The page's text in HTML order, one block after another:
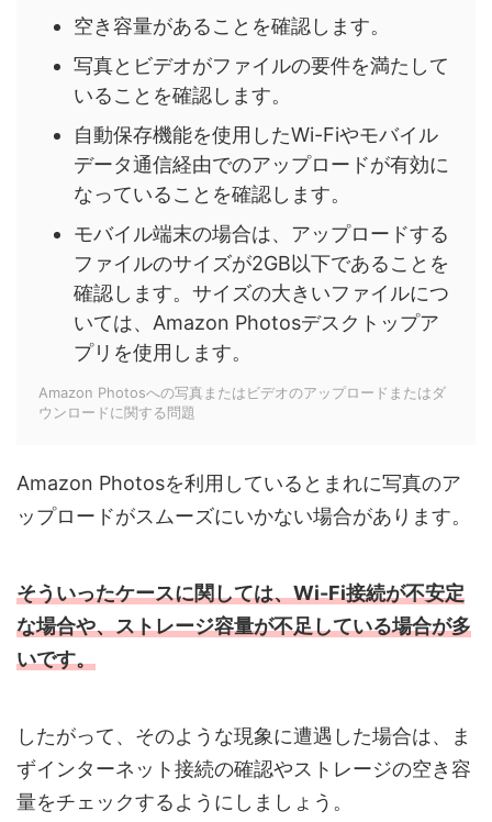
空き容量があることを確認します。
写真とビデオがファイルの要件を満たして
いることを確認します。
自動保存機能を使用したWi-Fiやモバイル
データ通信経由でのアップロードが有効に
なっていることを確認します。
モバイル端末の場合は、アップロードする
ファイルのサイズが2GB以下であることを
確認します。サイズの大きいファイルにつ
いては、Amazon Photosデスクトップア
プリを使用します。
Amazon Photosへの写真またはビデオのアップロードまたはダ
ウンロードに関する問題
Amazon Photosを利用しているとまれに写真のア
ップロードがスムーズにいかない場合があります。
そういったケースに関しては、Wi-Fi接続が不安定
な場合や、ストレージ容量が不足している場合が多
いです。
したがって、そのような現象に遭遇した場合は、ま
ずインターネット接続の確認やストレージの空き容
量をチェックするようにしましょう。